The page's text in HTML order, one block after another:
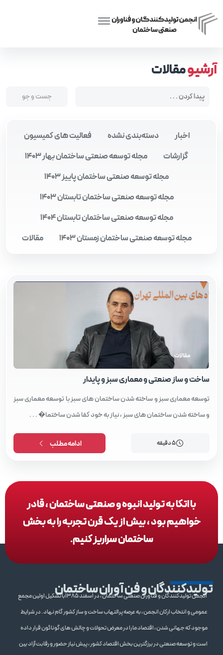
آرشیومقالات
اخبار دسته‌بندی نشده
فعالیت های کمیسیون
گزارشات
مجله توسعه صنعتی ساختمان بهار 1403
مجله توسعه صنعتی ساختمان پاییز 1403
مجله توسعه صنعتی ساختمان تابستان 1403
مجله توسعه صنعتی ساختمان تابستان 1404
مجله توسعه صنعتی ساختمان زمستان 1403
مقالات
مقالات
ساخت و ساز صنعتی و معماری سبز و پایدار
توسعه معماری سبز و ساخته شدن ساختمان‌ های سبز با توسعه معماری سبز
و ساخته شدن ساختمان‌ های سبز ، نیاز به خود کفا شدن ساختما� . . .
5 دقیقه ادامه مطلب
با اتکا به تولید انبوه و صنعتی ساختمان ، قادر
خواهیم بود ، بیش از یک قرن تجربه را به بخش
ساختمان سراریز کنیم.
تولیدکنندگان و فن آوران ساختمانانجمن تولیدکنندگان و فنآوران صنعتی ساختمان ، در اسفند 1385با تشکیل اولین مجمع
عمومی و انتخاب ارکان انجمن ، به عرصه پرالتهاب ساخت و ساز کشور گام نهاد . در شرایط
موجود که جهانی شدن ، اقتصاد ما را در معرض تحولات و چالش های گوناگون قرار داده
است و توسعه صنعتی در برزگترین بخش اقتصاد کشور ، پیش نیاز حضور و رقابت آزاد بین